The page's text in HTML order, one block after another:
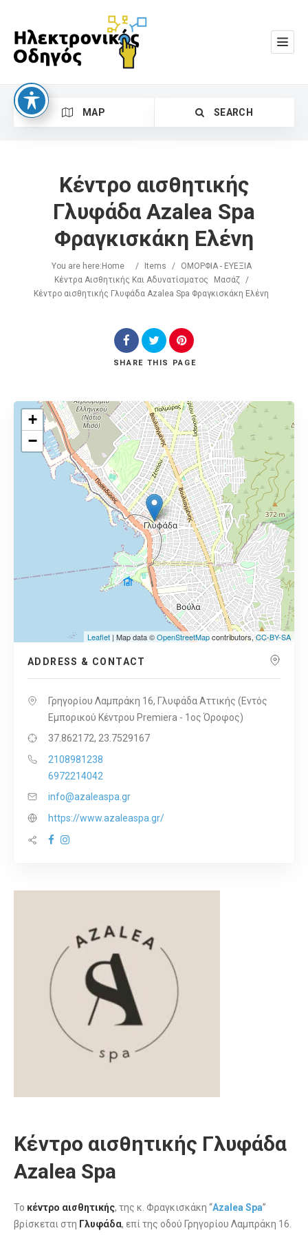
MAP SEARCH
Search
Κέντρο αισθητικής
Γλυφάδα Azalea Spa
Φραγκισκάκη Ελένη
You are here: Home / Items /
ΟΜΟΡΦΙΑ - ΕΥΕΞΙΑ
Κέντρα Αισθητικής Και Αδυνατίσματος
Μασάζ
/
Κέντρο αισθητικής Γλυφάδα Azalea Spa Φραγκισκάκη Ελένη
SHARE THIS PAGE
+
−
Leaflet | Map data ©OpenStreetMapcontributors,CC-BY-SA
ADDRESS & CONTACT
Γρηγορίου Λαμπράκη 16, Γλυφάδα Αττικής (Εντός
Εμπορικού Κέντρου Premiera - 1ος Όροφος)
37.862172, 23.7529167
2108981238
6972214042
info@azaleaspa.gr
https://www.azaleaspa.gr/
Κέντρο αισθητικής Γλυφάδα
Azalea Spa
Το κέντρο αισθητικής, της κ. Φραγκισκάκη “Azalea Spa”
βρίσκεται στη Γλυφάδα, επί της οδού Γρηγορίου Λαμπράκη 16.